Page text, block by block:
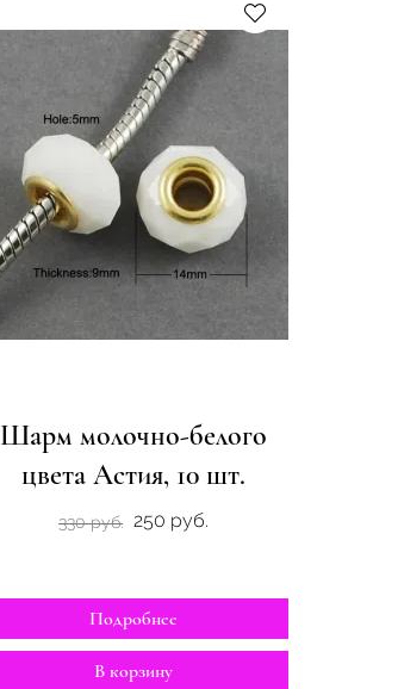
Шарм молочно-белого
цвета Астия, 10 шт.
330 руб. 250 руб.
Подробнее
В корзину